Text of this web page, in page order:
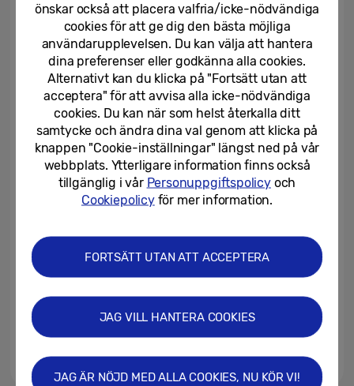
[Intervju] Insidan av SDIC: Hur
Samsung utvecklar wearables
genom Computational Design
09/06/2026
Samsung introducerar nästa
generations funktioner för
Galaxy Watch – din AI-drivna...
04/06/2026
Samsung lanserar kampanjen
04/06/2026
smart följeslagare på...
önskar också att placera valfria/icke-nödvändiga
cookies för att ge dig den bästa möjliga
användarupplevelsen. Du kan välja att hantera
dina preferenser eller godkänna alla cookies.
Alternativt kan du klicka på "Fortsätt utan att
acceptera" för att avvisa alla icke-nödvändiga
cookies. Du kan när som helst återkalla ditt
samtycke och ändra dina val genom att klicka på
knappen "Cookie-inställningar" längst ned på vår
webbplats. Ytterligare information finns också
tillgänglig i vår Personuppgiftspolicyoch
Cookiepolicyför mer information.
FORTSÄTT UTAN ATT ACCEPTERA
JAG VILL HANTERA COOKIES
JAG ÄR NÖJD MED ALLA COOKIES, NU KÖR VI!